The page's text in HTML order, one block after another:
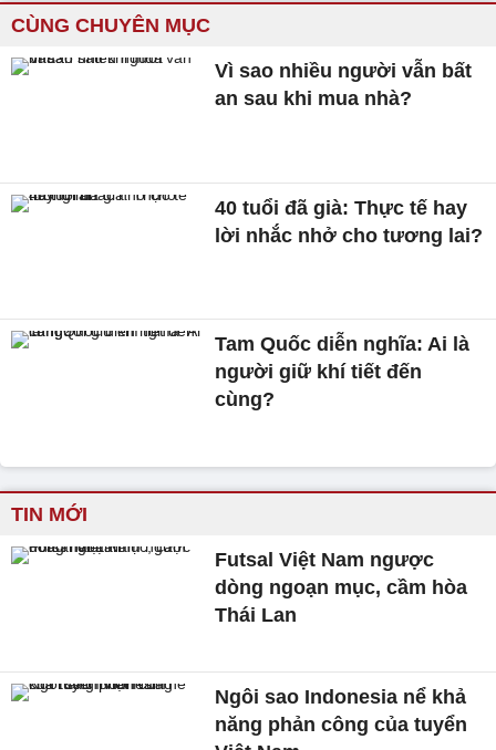
CÙNG CHUYÊN MỤC
Vì sao nhiều người vẫn bất
an sau khi mua nhà?
40 tuổi đã già: Thực tế hay
lời nhắc nhở cho tương lai?
Tam Quốc diễn nghĩa: Ai là
người giữ khí tiết đến
cùng?
TIN MỚI
Futsal Việt Nam ngược
dòng ngoạn mục, cầm hòa
Thái Lan
Ngôi sao Indonesia nể khả
năng phản công của tuyển